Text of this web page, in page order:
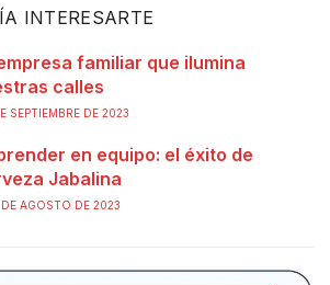
INTERESARTE
familiar que ilumina
calles
SEPTIEMBRE DE 2023
en equipo: el éxito de
Jabalina
AGOSTO DE 2023